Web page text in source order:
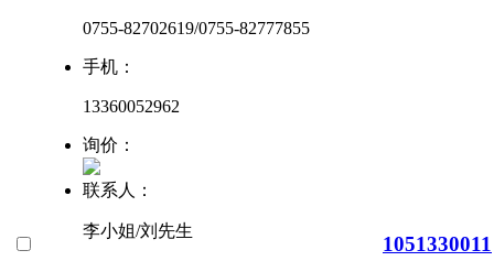
0755-82702619/0755-82777855
手机：
13360052962
询价：
联系人：
李小姐/刘先生
1051330011